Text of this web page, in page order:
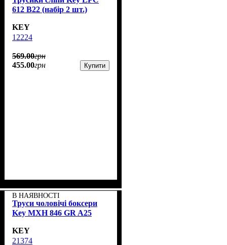
612 B22 (набір 2 шт.)
KEY
12224
569.00грн
455.00грн Купити
В НАЯВНОСТІ
Труси чоловічі боксери
Key MXH 846 GR A25
KEY
21374